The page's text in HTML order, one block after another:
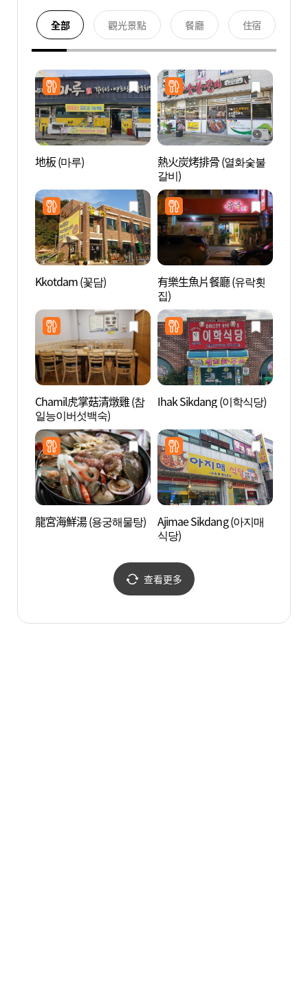
全部 觀光景點 餐廳 住宿
地板 (마루)
熱火炭烤排骨 (열화숯불
갈비)
Kkotdam (꽃담)
有樂生魚片餐廳 (유락횟
집)
Chamil虎掌菇清燉雞 (참
일능이버섯백숙)
Ihak Sikdang (이학식당)
龍宮海鮮湯 (용궁해물탕)
Ajimae Sikdang (아지매
식당)
查看更多